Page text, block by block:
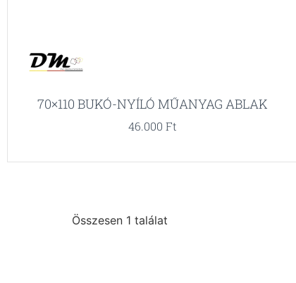
70×110 BUKÓ-NYÍLÓ MŰANYAG ABLAK
46.000Ft
Összesen 1 találat